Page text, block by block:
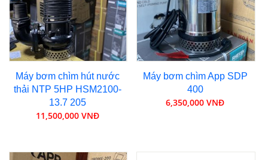
Máy bơm chìm hút nước
thải NTP 5HP HSM2100-
13.7 205
11,500,000 VNĐ
Máy bơm chìm App SDP
400
6,350,000 VNĐ